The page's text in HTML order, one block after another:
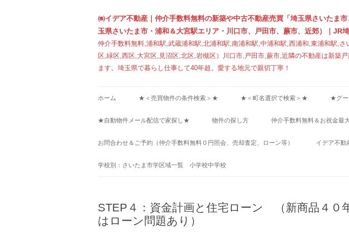
㈱イデア不動産｜仲介手数料無料の新築や中古不動産売買「埼玉県さいたま
玉県さいたま市・浦和＆大宮駅エリア・川口市、戸田市、蕨市、近郊）｜
仲介手数料無料,浦和駅,武蔵浦和駅,北浦和駅,南浦和駅,中浦和駅,西浦和,東浦和駅,
区,緑区,西区,大宮区,見沼区,北区,岩槻区）川口市,戸田市,蕨市,近隣の不動産は新築
ます。埼玉県で暮らし仕事して40年超。愛する地元で親切丁寧！
ホーム ★＜売買物件の条件検索＞★ ★＜町名選択で検索＞★ ★グー
★自動物件メール配信で家探し★ 物件の探し方 仲介手数料無料＆お祝金最
お問合わせ＆ご予約（仲介手数料無料０円照会、売却査定、ローン等） イデア不動
学校別：さいたま市学区域一覧 小学校中学校
STEP４：資金計画と住宅ローン （新商品４０
はローン問題あり）